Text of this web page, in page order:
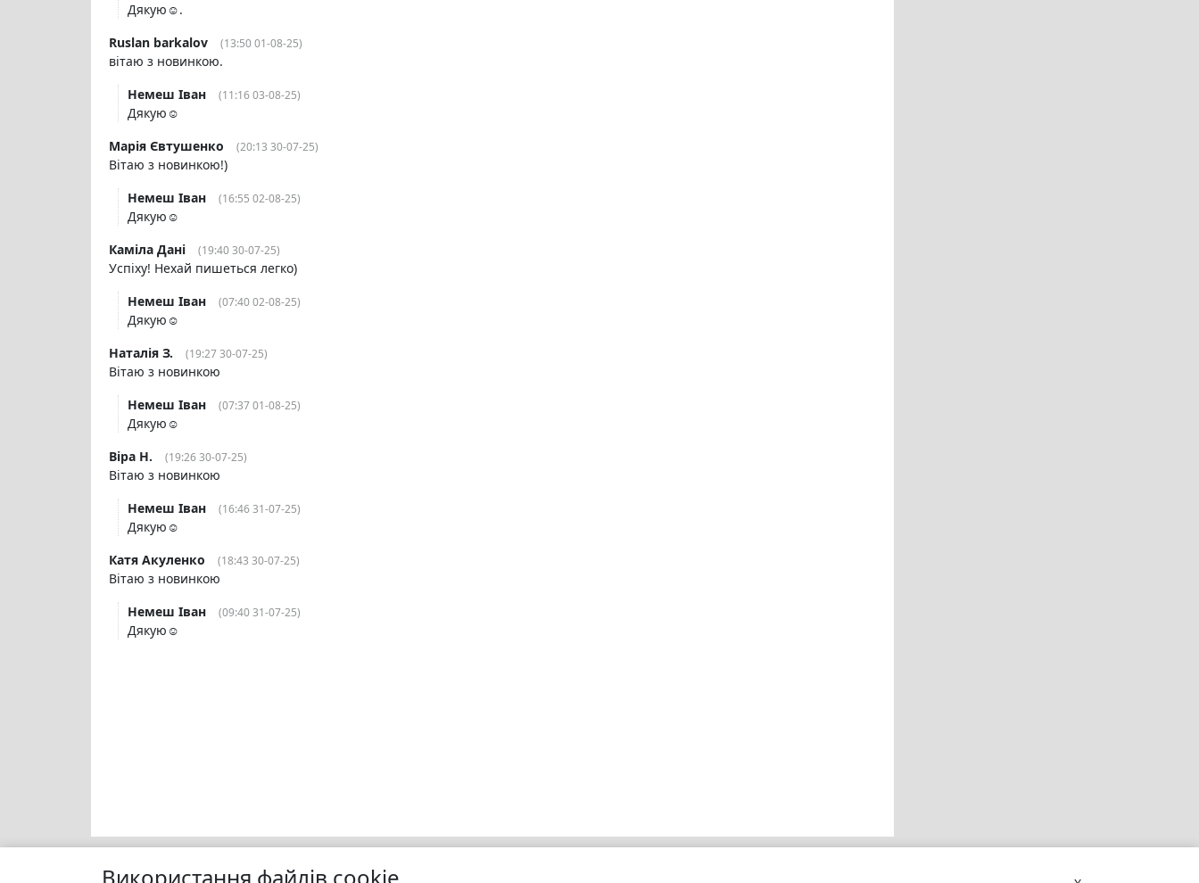
Дякую☺️.
Ruslan barkalov
(13:50 01-08-25)
вітаю з новинкою.
Немеш Іван
(11:16 03-08-25)
Дякую☺️
Марія Євтушенко
(20:13 30-07-25)
Вітаю з новинкою!)
Немеш Іван
(16:55 02-08-25)
Дякую☺️
Каміла Дані
(19:40 30-07-25)
Успіху! Нехай пишеться легко)
Немеш Іван
(07:40 02-08-25)
Дякую☺️
Наталія З.
(19:27 30-07-25)
Вітаю з новинкою
Немеш Іван
(07:37 01-08-25)
Дякую☺️
Віра Н.
(19:26 30-07-25)
Вітаю з новинкою
Немеш Іван
(16:46 31-07-25)
Дякую☺️
Катя Акуленко
(18:43 30-07-25)
Вітаю з новинкою
Немеш Іван
(09:40 31-07-25)
Дякую☺️